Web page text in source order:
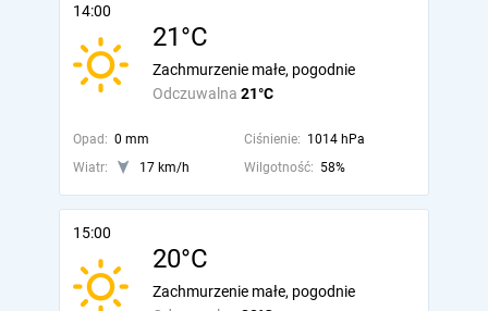
14:00
21°C
Odczuwalna 21°C
Zachmurzenie małe, pogodnie
Opad: 0 mm Ciśnienie: 1014 hPa
Wiatr:
17 km/h Wilgotność: 58%
15:00
20°C
Zachmurzenie małe, pogodnie